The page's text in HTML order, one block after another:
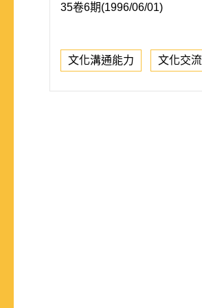
35卷6期(1996/06/01)
文化溝通能力 文化交流